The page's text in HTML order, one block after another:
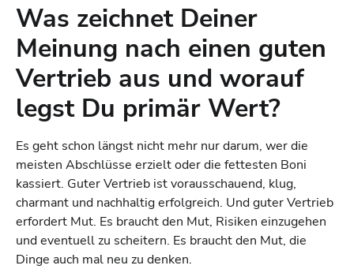
Was zeichnet Deiner
Meinung nach einen guten
Vertrieb aus und worauf
legst Du primär Wert?
Es geht schon längst nicht mehr nur darum, wer die
meisten Abschlüsse erzielt oder die fettesten Boni
kassiert. Guter Vertrieb ist vorausschauend, klug,
charmant und nachhaltig erfolgreich. Und guter Vertrieb
erfordert Mut. Es braucht den Mut, Risiken einzugehen
und eventuell zu scheitern. Es braucht den Mut, die
Dinge auch mal neu zu denken.